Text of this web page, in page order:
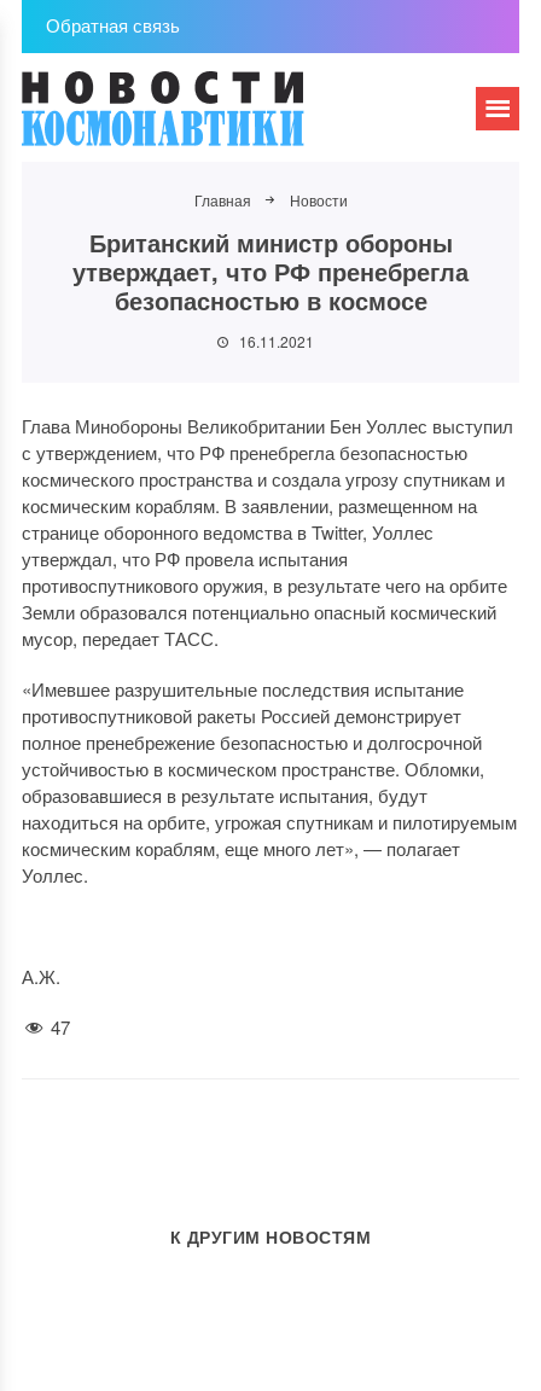
Обратная связь
Главная Новости
Британский министр обороны
утверждает, что РФ пренебрегла
безопасностью в космосе
16.11.2021
Глава Минобороны Великобритании Бен Уоллес выступил
с утверждением, что РФ пренебрегла безопасностью
космического пространства и создала угрозу спутникам и
космическим кораблям. В заявлении, размещенном на
странице оборонного ведомства в Twitter, Уоллес
утверждал, что РФ провела испытания
противоспутникового оружия, в результате чего на орбите
Земли образовался потенциально опасный космический
мусор, передает ТАСС.
«Имевшее разрушительные последствия испытание
противоспутниковой ракеты Россией демонстрирует
полное пренебрежение безопасностью и долгосрочной
устойчивостью в космическом пространстве. Обломки,
образовавшиеся в результате испытания, будут
находиться на орбите, угрожая спутникам и пилотируемым
космическим кораблям, еще много лет», — полагает
Уоллес.
А.Ж.
47
К ДРУГИМ НОВОСТЯМ